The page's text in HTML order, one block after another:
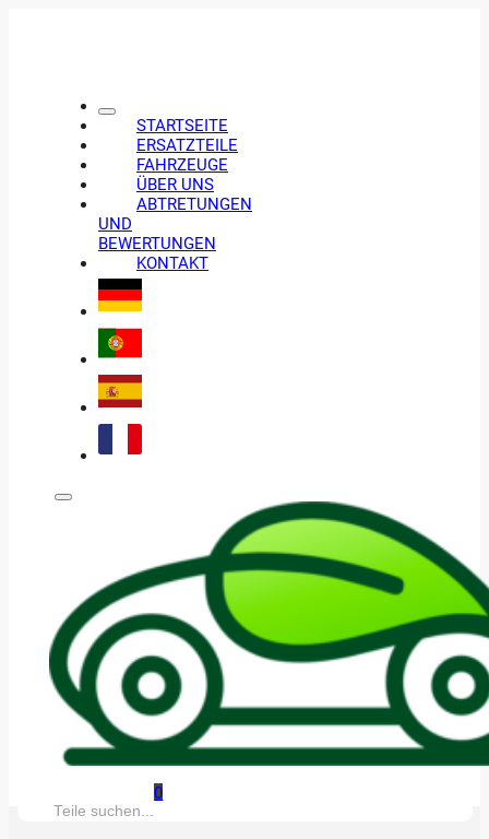
STARTSEITE
ERSATZTEILE
FAHRZEUGE
ÜBER UNS
ABTRETUNGEN
UND
BEWERTUNGEN
KONTAKT
0
Suche: